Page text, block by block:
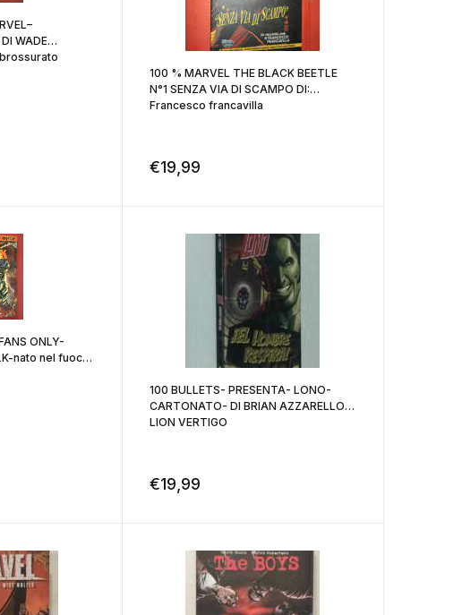
WADE
100 % MARVEL THE BLACK BEETLE
N°1 SENZA VIA DI SCAMPO DI:
Francesco francavilla
€19,99
ONLY-
nato nel fuoco
100 BULLETS- PRESENTA- LONO-
CARTONATO- DI BRIAN AZZARELLO-
LION VERTIGO
€19,99